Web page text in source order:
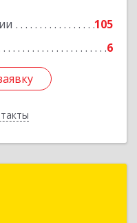
105
6
Краснотурьинск г,